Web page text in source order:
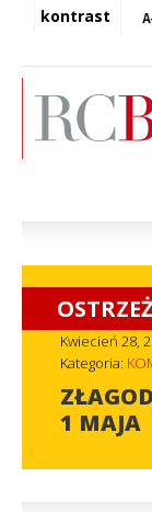
kontrast
Kwiecień 28,
Kategoria:
1 MAJA